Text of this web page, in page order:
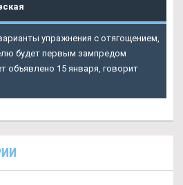
упражнения с отягощением,
будет первым зампредом
объявлено 15 января, говорит